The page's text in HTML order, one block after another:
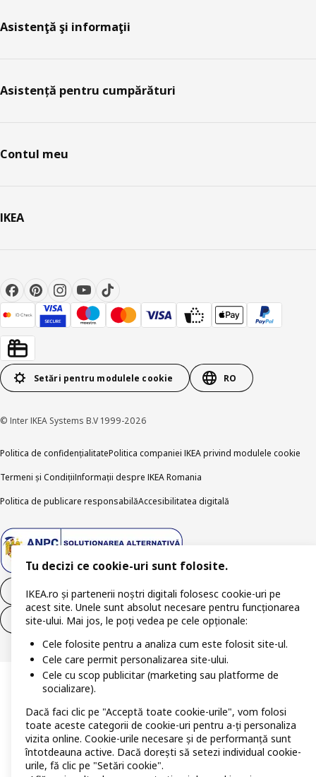
Asistenţă şi informaţii
Asistență pentru cumpărături
Contul meu
IKEA
Setări pentru modulele cookie RO
© Inter IKEA Systems B.V 1999-2026
Politica de confidențialitatePolitica companiei IKEA privind modulele cookie
Termeni și CondițiiInformații despre IKEA Romania
Politica de publicare responsabilăAccesibilitatea digitală
Retrage-te din contract
Retrage-te din contract (servicii)
Tu decizi ce cookie-uri sunt folosite.
IKEA.ro și partenerii noștri digitali folosesc cookie-uri pe
acest site. Unele sunt absolut necesare pentru funcționarea
site-ului. Mai jos, le poți vedea pe cele opționale:
Cele folosite pentru a analiza cum este folosit site-ul.
Cele care permit personalizarea site-ului.
Cele cu scop publicitar (marketing sau platforme de
socializare).
Dacă faci clic pe "Acceptă toate cookie-urile", vom folosi
toate aceste categorii de cookie-uri pentru a-ți personaliza
vizita online. Cookie-urile necesare și de performanță sunt
întotdeauna active. Dacă dorești să setezi individual cookie-
urile, fă clic pe "Setări cookie".